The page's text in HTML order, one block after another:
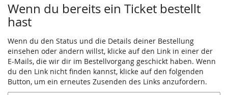
Wenn du bereits ein Ticket bestellt
hast
Wenn du den Status und die Details deiner Bestellung
einsehen oder ändern willst, klicke auf den Link in einer der
E-Mails, die wir dir im Bestellvorgang geschickt haben. Wenn
du den Link nicht finden kannst, klicke auf den folgenden
Button, um ein erneutes Zusenden des Links anzufordern.